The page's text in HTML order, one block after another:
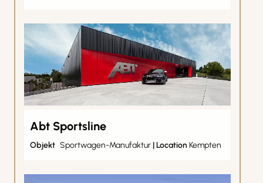
Abt Sportsline
Objekt Sportwagen-Manufaktur |LocationKempten